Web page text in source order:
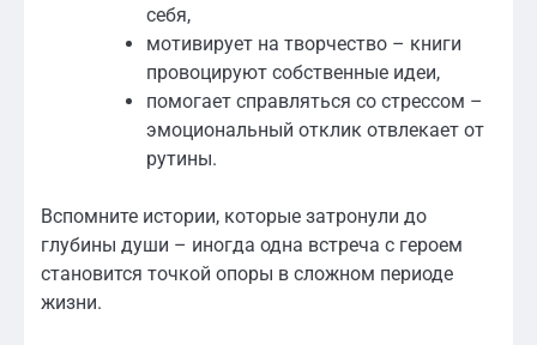
себя,
мотивирует на творчество – книги
провоцируют собственные идеи,
помогает справляться со стрессом –
эмоциональный отклик отвлекает от
рутины.
Вспомните истории, которые затронули до
глубины души – иногда одна встреча с героем
становится точкой опоры в сложном периоде
жизни.